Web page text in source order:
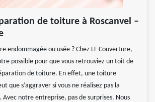
de toiture à Roscanvel –
endommagée ou usée ? Chez LF Couverture,
possible pour que vous retrouviez un toit de
de toiture. En effet, une toiture
que s’aggraver si vous ne réalisez pas la
notre entreprise, pas de surprises. Nous